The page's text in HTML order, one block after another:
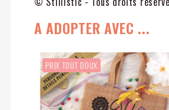
A ADOPTER AVEC ...
PRIX TOUT DOUX